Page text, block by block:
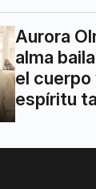
Aurora
alma
el cuerpo
espíritu